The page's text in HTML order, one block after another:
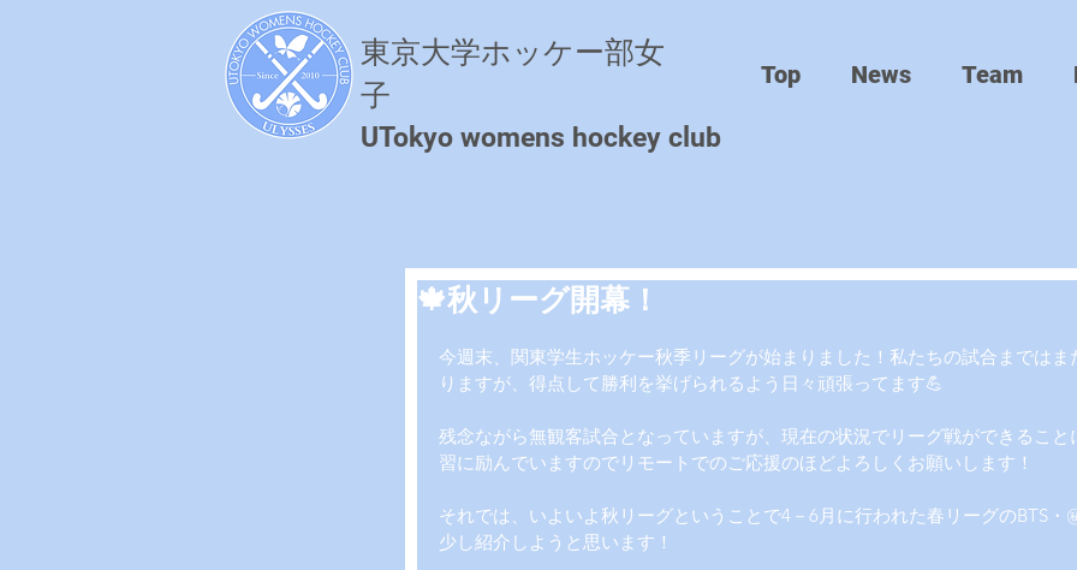
東京大学ホッケー部女
子
​UTokyo womens hockey club
Top News Team
🍁秋リーグ開幕！
今週末、関東学生ホッケー秋季リーグが始まりました！私たちの試合まではま
りますが、得点して勝利を挙げられるよう日々頑張ってます💪
残念ながら無観客試合となっていますが、現在の状況でリーグ戦ができること
習に励んでいますのでリモートでのご応援のほどよろしくお願いします！
それでは、いよいよ秋リーグということで4－6月に行われた春リーグのBTS・
少し紹介しようと思います！